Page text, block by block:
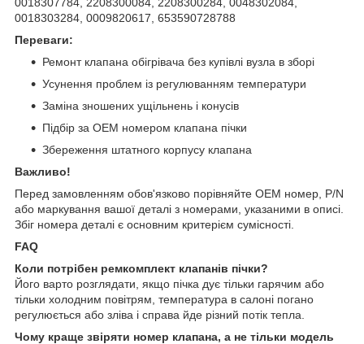
0018307784, 2208300084, 2208300284, 0048302084,
0018303284, 0009820617, 653590728788
Переваги:
Ремонт клапана обігрівача без купівлі вузла в зборі
Усунення проблем із регулюванням температури
Заміна зношених ущільнень і конусів
Підбір за OEM номером клапана пічки
Збереження штатного корпусу клапана
Важливо!
Перед замовленням обов'язково порівняйте OEM номер, P/N
або маркування вашої деталі з номерами, указаними в описі.
Збіг номера деталі є основним критерієм сумісності.
FAQ
Коли потрібен ремкомплект клапанів пічки?
Його варто розглядати, якщо пічка дує тільки гарячим або
тільки холодним повітрям, температура в салоні погано
регулюється або зліва і справа йде різний потік тепла.
Чому краще звіряти номер клапана, а не тільки модель